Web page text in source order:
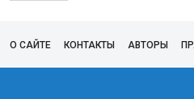
О САЙТЕ КОНТАКТЫ АВТОРЫ